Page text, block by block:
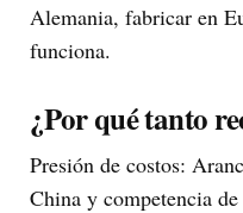
Alemania, fabricar en
funciona.
¿Por qué tanto
Presión de costos:
China y competencia